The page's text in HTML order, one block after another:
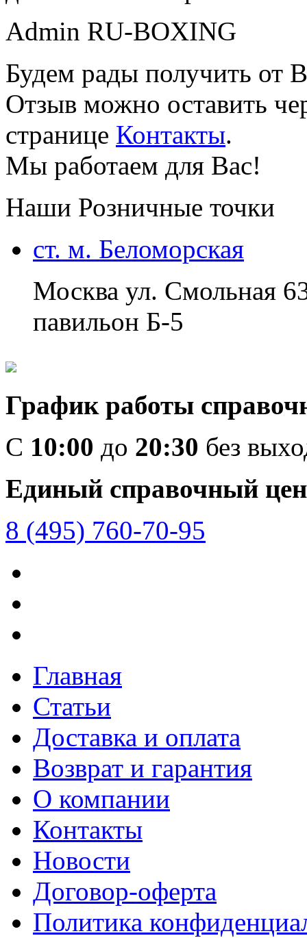
Admin RU-BOXING
Будем рады получить от
Отзыв можно оставить
странице Контакты.
Мы работаем для Вас!
Наши Розничные точки
ст. м. Беломорская
Москва ул. Смольная
павильон Б-5
График работы
C 10:00 до 20:30 без
Единый справочный
8 (495) 760-70-95
Главная
Статьи
Доставка и оплата
Возврат и гарантия
О компании
Контакты
Новости
Договор-оферта
Политика